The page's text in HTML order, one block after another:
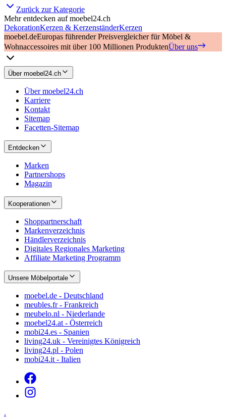
Zurück zur Kategorie
Mehr entdecken auf moebel24.ch
DekorationKerzen & KerzenständerKerzen
moebel.deEuropas führender Preisvergleicher für Möbel &
Wohnaccessoires mit über 100 Millionen ProduktenÜber uns
Über moebel24.ch
Über moebel24.ch
Karriere
Kontakt
Sitemap
Facetten-Sitemap
Entdecken
Marken
Partnershops
Magazin
Kooperationen
Shoppartnerschaft
Markenverzeichnis
Händlerverzeichnis
Digitales Regionales Marketing
Affiliate Marketing Programm
Unsere Möbelportale
moebel.de - Deutschland
meubles.fr - Frankreich
meubelo.nl - Niederlande
moebel24.at - Österreich
mobi24.es - Spanien
living24.uk - Vereinigtes Königreich
living24.pl - Polen
mobi24.it - Italien
.